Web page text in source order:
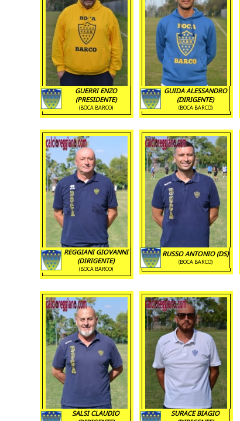
GUERRI ENZO
(PRESIDENTE)
(BOCA BARCO)
GUIDA ALESSANDRO
(DIRIGENTE)
(BOCA BARCO)
REGGIANI GIOVANNI
(DIRIGENTE)
(BOCA BARCO)
RUSSO ANTONIO (DS)
(BOCA BARCO)
SALSI CLAUDIO
SURACE BIAGIO